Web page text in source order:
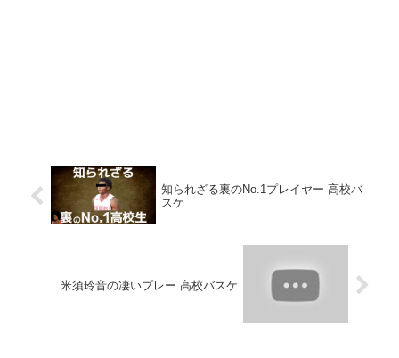
知られざる裏のNo.1プレイヤー 高校バ
スケ
米須玲音の凄いプレー 高校バスケ